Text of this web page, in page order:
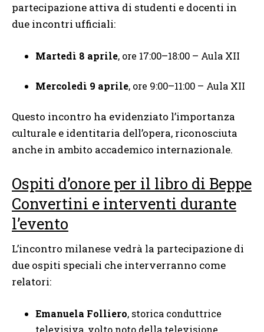
partecipazione attiva di studenti e docenti in
due incontri ufficiali:
Martedì 8 aprile, ore 17:00–18:00 – Aula XII
Mercoledì 9 aprile, ore 9:00–11:00 – Aula XII
Questo incontro ha evidenziato l’importanza
culturale e identitaria dell’opera, riconosciuta
anche in ambito accademico internazionale.
Ospiti d’onore per il libro di Beppe
Convertini e interventi durante
l’evento
L’incontro milanese vedrà la partecipazione di
due ospiti speciali che interverranno come
relatori:
Emanuela Folliero, storica conduttrice
televisiva, volto noto della televisione